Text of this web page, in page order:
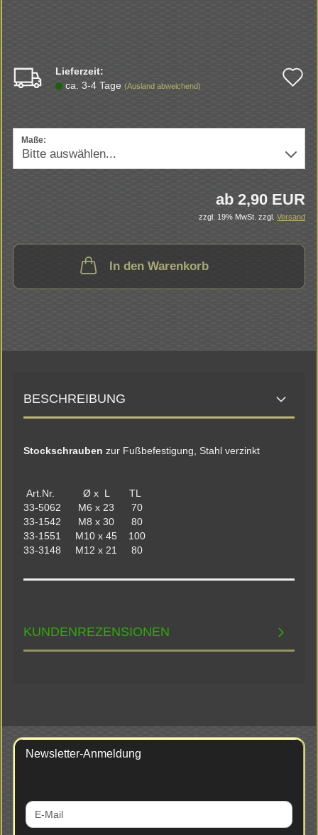
Lieferzeit:
ca. 3-4 Tage (Ausland abweichend)
Maße:
ab 2,90 EUR
zzgl. 19% MwSt. zzgl. Versand
In den Warenkorb
BESCHREIBUNG
Stockschrauben zur Fußbefestigung, Stahl verzinkt
Art.Nr. Ø x L TL
33-5062 M6 x 23 70
33-1542 M8 x 30 80
33-1551 M10 x 45 100
33-3148 M12 x 21 80
KUNDENREZENSIONEN
Newsletter-Anmeldung
WEITER
ZUR
E-
Mail